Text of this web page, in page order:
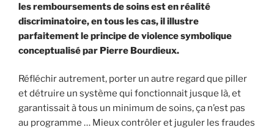
les remboursements de soins est en réalité
discriminatoire, en tous les cas, il illustre
parfaitement le principe de violence symbolique
conceptualisé par Pierre Bourdieux.
Réfléchir autrement, porter un autre regard que piller
et détruire un système qui fonctionnait jusque là, et
garantissait à tous un minimum de soins, ça n’est pas
au programme … Mieux contrôler et juguler les fraudes